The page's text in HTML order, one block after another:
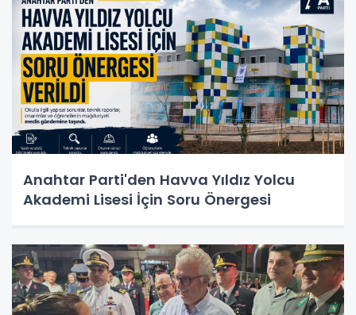
Anahtar Parti'den Havva Yıldız Yolcu
Akademi Lisesi İçin Soru Önergesi